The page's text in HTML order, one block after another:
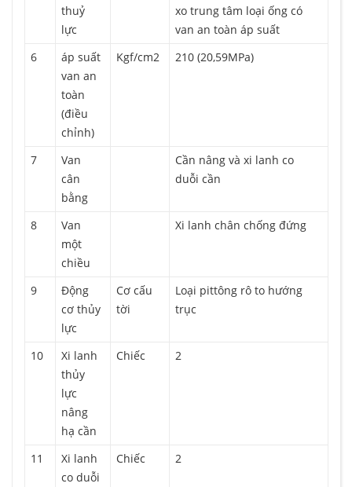
thuỷ
lực
xo trung tâm loại ống có
van an toàn áp suất
6
áp suất
van an
toàn
(điều
chỉnh)
Kgf/cm2 210 (20,59MPa)
7
Van
cân
bằng
Cần nâng và xi lanh co
duỗi cần
8
Van
một
chiều
Xi lanh chân chống đứng
9
Động
cơ thủy
lực
Cơ cấu
tời
Loại pittông rô to hướng
trục
10
Xi lanh
thủy
lực
nâng
hạ cần
Chiếc 2
11
Xi lanh
co duỗi
Chiếc 2